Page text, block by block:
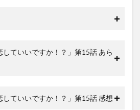
していいですか！？」第15話 あら
していいですか！？」第15話 感想